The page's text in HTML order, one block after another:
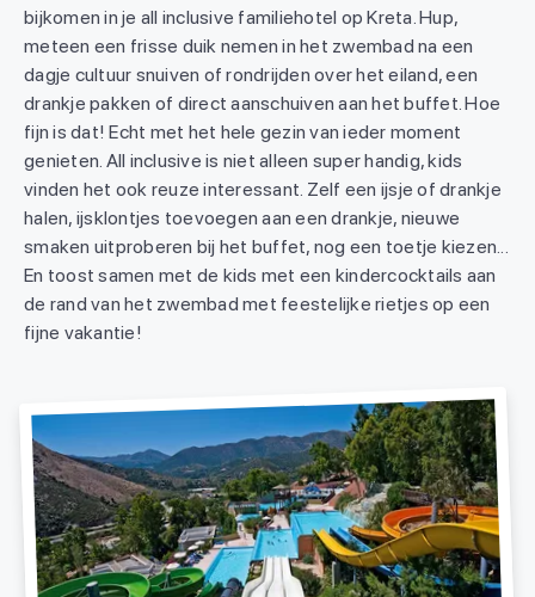
bijkomen in je all inclusive familiehotel op Kreta. Hup,
meteen een frisse duik nemen in het zwembad na een
dagje cultuur snuiven of rondrijden over het eiland, een
drankje pakken of direct aanschuiven aan het buffet. Hoe
fijn is dat! Echt met het hele gezin van ieder moment
genieten. All inclusive is niet alleen super handig, kids
vinden het ook reuze interessant. Zelf een ijsje of drankje
halen, ijsklontjes toevoegen aan een drankje, nieuwe
smaken uitproberen bij het buffet, nog een toetje kiezen...
En toost samen met de kids met een kindercocktails aan
de rand van het zwembad met feestelijke rietjes op een
fijne vakantie!